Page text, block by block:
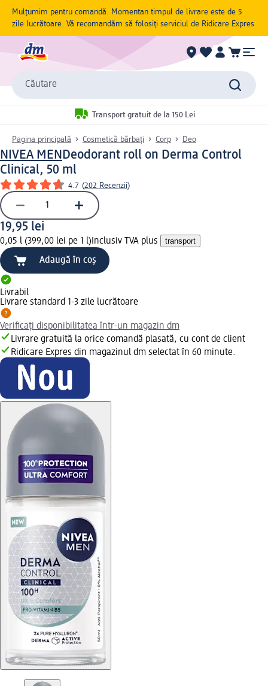
Mulțumim pentru comandă. Momentan timpul de livrare este de 5
zile lucrătoare. Vă recomandăm să folosiți serviciul de Ridicare Expres
Căutare
Transport gratuit de la 150 Lei
Pagina principală Cosmetică bărbați Corp Deo
NIVEA MENDeodorant roll on Derma Control
Clinical, 50 ml
4.7 (202 Recenzii)
19,95 lei
0,05 l (399,00 lei pe 1 l) Inclusiv TVA plus transport
Adaugă în coș
Livrabil
Livrare standard 1-3 zile lucrătoare
Verificați disponibilitatea într-un magazin dm
Livrare gratuită la orice comandă plasată, cu cont de client
Ridicare Expres din magazinul dm selectat în 60 minute.